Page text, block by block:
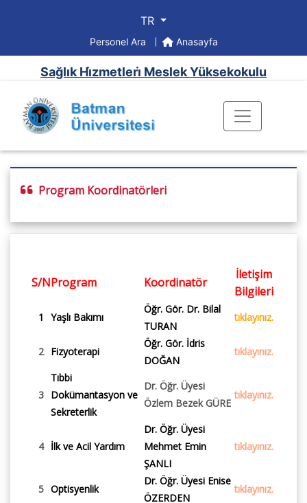
TR
Personel Ara Anasayfa
Sağlık Hi̇zmetleri̇ Meslek Yüksekokulu
Program Koordinatörleri
S/NProgram Koordinatör
İletişim
Bilgileri
1 Yaşlı Bakımı
Öğr. Gör. Dr. Bilal
TURAN
tıklayınız.
2 Fizyoterapi
Öğr. Gör. İdris
DOĞAN
tıklayınız.
3
Tıbbi
Dokümantasyon ve
Sekreterlik
Dr. Öğr. Üyesi
Özlem Bezek GÜRE
tıklayınız.
4 İlk ve Acil Yardım
Dr. Öğr. Üyesi
Mehmet Emin
ŞANLI
tıklayınız.
5 Optisyenlik
Dr. Öğr. Üyesi Enise
ÖZERDEN
tıklayınız.